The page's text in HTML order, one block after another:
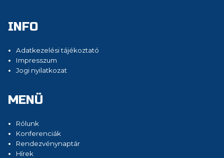
INFO
Adatkezelési tájékoztató
Impresszum
Jogi nyilatkozat
MENÜ
Rólunk
Konferenciák
Rendezvénynaptár
Hírek